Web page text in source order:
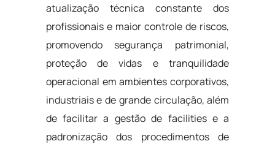
atualização técnica constante dos
profissionais e maior controle de riscos,
promovendo segurança patrimonial,
proteção de vidas e tranquilidade
operacional em ambientes corporativos,
industriais e de grande circulação, além
de facilitar a gestão de facilities e a
padronização dos procedimentos de